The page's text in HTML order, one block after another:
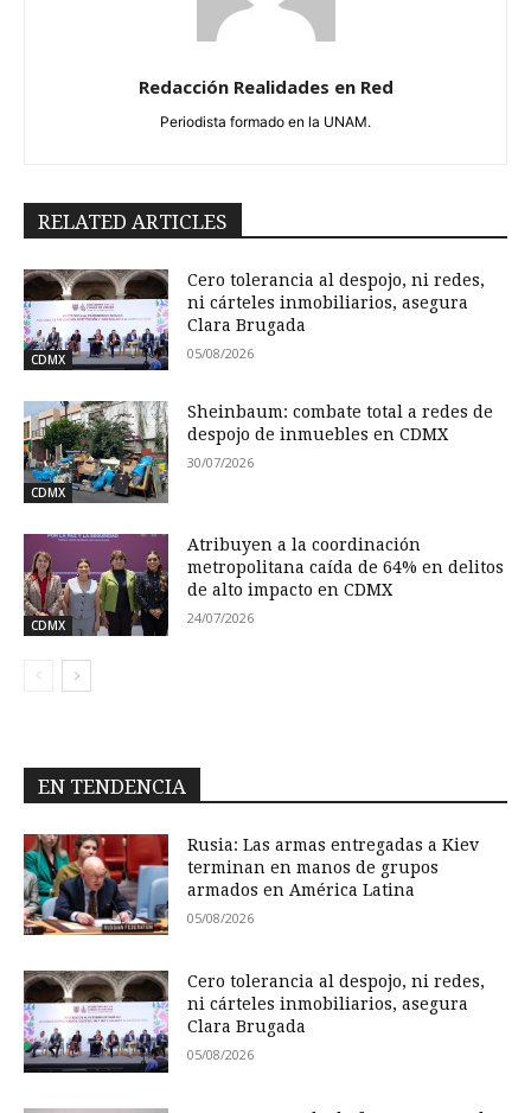
Redacción Realidades en Red
Periodista formado en la UNAM.
RELATED ARTICLES
CDMX
Cero tolerancia al despojo, ni redes,
ni cárteles inmobiliarios, asegura
Clara Brugada
05/08/2026
CDMX
Sheinbaum: combate total a redes de
despojo de inmuebles en CDMX
30/07/2026
CDMX
Atribuyen a la coordinación
metropolitana caída de 64% en delitos
de alto impacto en CDMX
24/07/2026
EN TENDENCIA
Rusia: Las armas entregadas a Kiev
terminan en manos de grupos
armados en América Latina
05/08/2026
Cero tolerancia al despojo, ni redes,
ni cárteles inmobiliarios, asegura
Clara Brugada
05/08/2026